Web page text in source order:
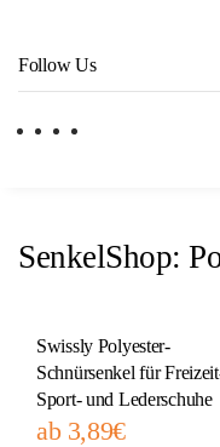
Follow Us
SenkelShop:
Swissly Polyester-
Schnürsenkel für
Sport- und Lederschuhe
ab 3,89€